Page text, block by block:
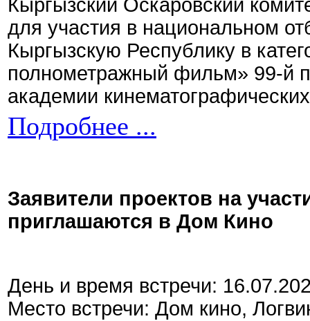
Кыргызский Оскаровский
для участия в национальном
Кыргызскую Республику в
полнометражный фильм» 99-й
академии
Подробнее ...
Заявители проектов на
приглашаются в Дом Кино
День и время встречи:
Место встречи: Дом кино,